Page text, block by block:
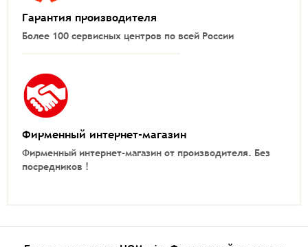
Гарантия производителя
Более 100 сервисных центров по всей России
Фирменный интернет-магазин
Фирменный интернет-магазин от производителя. Без
посредников !